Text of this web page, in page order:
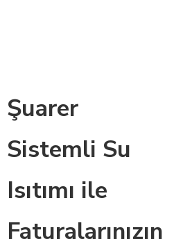
Şuarer
Sistemli Su
Isıtımı ile
Faturalarınızın